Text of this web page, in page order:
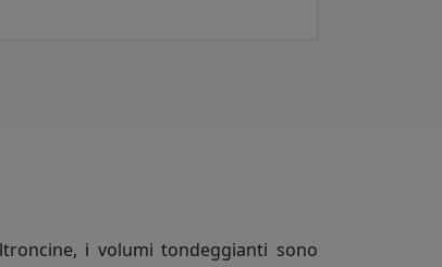
i volumi tondeggianti sono